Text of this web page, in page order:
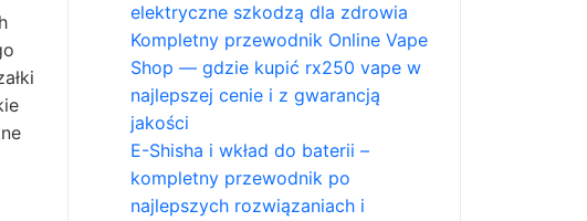
elektryczne szkodzą dla zdrowia
Kompletny przewodnik Online Vape
Shop — gdzie kupić rx250 vape w
najlepszej cenie i z gwarancją
jakości
E-Shisha i wkład do baterii –
kompletny przewodnik po
najlepszych rozwiązaniach i